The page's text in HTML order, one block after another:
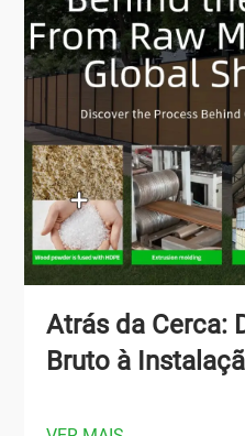
Atrás da Cerca:
Bruto à